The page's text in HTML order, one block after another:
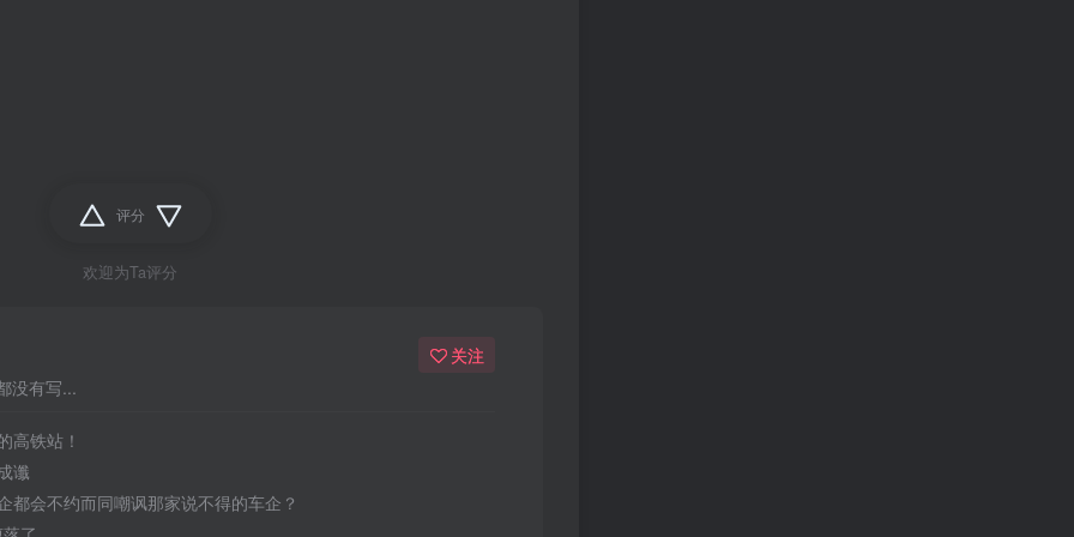
评分
欢迎为Ta评分
没有写...
关注
高铁站！
谶
都会不约而同嘲讽那家说不得的车企？